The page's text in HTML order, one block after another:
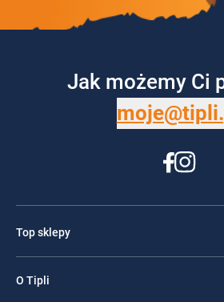
Jak możemy Ci
Top sklepy
O Tipli